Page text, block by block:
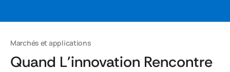
Marchés et applications
Quand L'innovation Rencontre